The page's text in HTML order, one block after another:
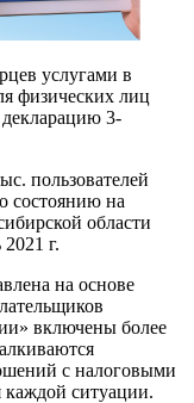
услугами в
физических лиц
3-
пользователей
состоянию на
области
г.
на основе
включены более
с налоговыми
каждой ситуации.